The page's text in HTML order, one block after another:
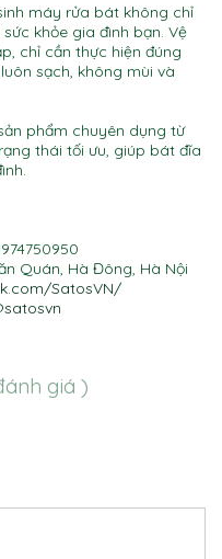
máy rửa bát không chỉ
khỏe gia đình bạn. Vệ
chỉ cần thực hiện đúng
sạch, không mùi và
phẩm chuyên dụng từ
thái tối ưu, giúp bát đĩa
Quán, Hà Đông, Hà Nội
SatosVN/
giá )